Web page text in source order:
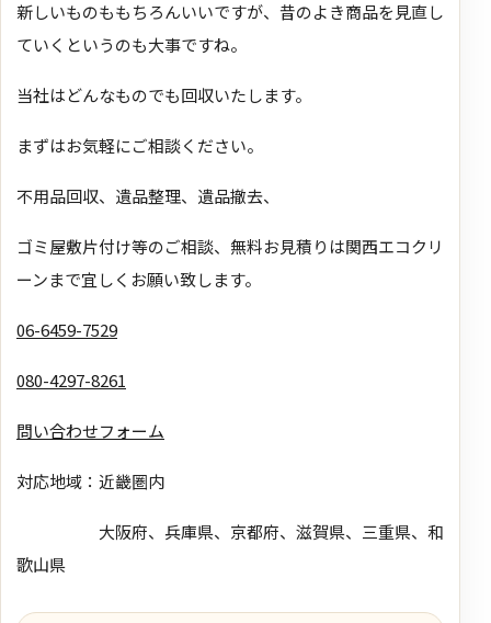
新しいものももちろんいいですが、昔のよき商品を見直し
ていくというのも大事ですね。
当社はどんなものでも回収いたします。
まずはお気軽にご相談ください。
不用品回収、遺品整理、遺品撤去、
ゴミ屋敷片付け等のご相談、無料お見積りは関西エコクリ
ーンまで宜しくお願い致します。
06-6459-7529
080-4297-8261
問い合わせフォーム
対応地域：近畿圏内
大阪府、兵庫県、京都府、滋賀県、三重県、和
歌山県